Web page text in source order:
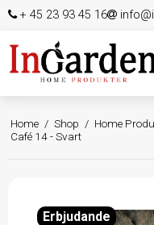
+ 45 23 93 45 16
Home / Shop / Home
Café 14 - Svart
Erbjudande